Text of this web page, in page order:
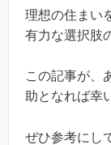
理想の住まい
有力な選択肢
この記事が、
助となれば幸
ぜひ参考にし